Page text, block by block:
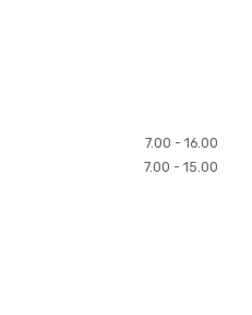
7.00 - 16.00
7.00 - 15.00